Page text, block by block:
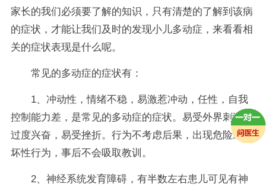
家长的我们必须要了解的知识，只有清楚的了解到该病
的症状，才能让我们及时的发现小儿多动症，来看看相
关的症状表现是什么呢。
常见的多动症的症状有：
1、冲动性，情绪不稳，易激惹冲动，任性，自我
控制能力差，是常见的多动症的症状。易受外界刺激而
过度兴奋，易受挫折。行为不考虑后果，出现危险或破
坏性行为，事后不会吸取教训。
2、神经系统发育障碍，有半数左右患儿可见有神